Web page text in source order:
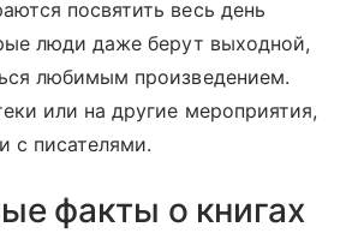
посвятить весь день
люди даже берут выходной,
любимым произведением.
или на другие мероприятия,
с писателями.
факты о книгах